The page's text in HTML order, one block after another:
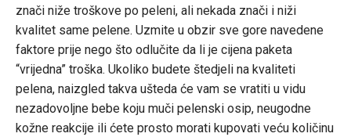
znači niže troškove po peleni, ali nekada znači i niži
kvalitet same pelene. Uzmite u obzir sve gore navedene
faktore prije nego što odlučite da li je cijena paketa
“vrijedna” troška. Ukoliko budete štedjeli na kvaliteti
pelena, naizgled takva ušteda će vam se vratiti u vidu
nezadovoljne bebe koju muči pelenski osip, neugodne
kožne reakcije ili ćete prosto morati kupovati veću količinu